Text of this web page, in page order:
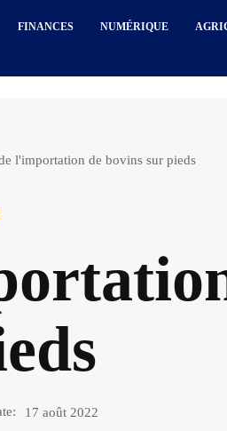
FINANCES NUMÉRIQUE
l'importation de bovins sur pieds
17 août 2022